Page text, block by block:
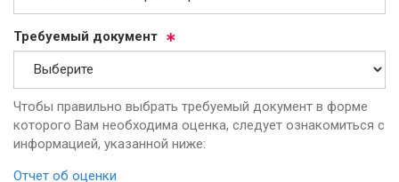
Тре­бу­емый до­ку­мент
Чтобы правильно выбрать требуемый документ в форме
которого Вам необходима оценка, следует ознакомиться с
информацией, указанной ниже:
Отчет об оценки